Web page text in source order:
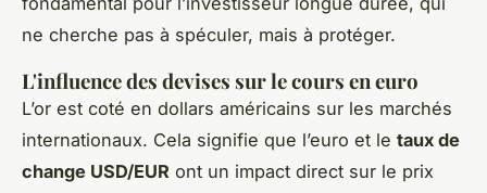
ne cherche pas à spéculer, mais à protéger.
L'influence des devises sur le cours en euro
L’or est coté en dollars américains sur les marchés
internationaux. Cela signifie que l’euro et le taux de
change USD/EUR ont un impact direct sur le prix